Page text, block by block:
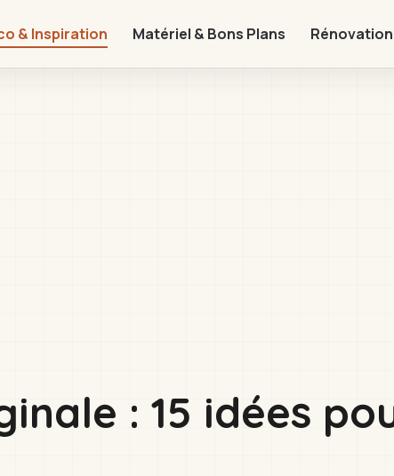
& Inspiration Matériel & Bons Plans Rénovation
: 15 idées